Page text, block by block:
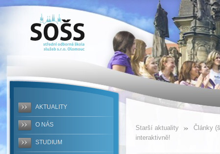
SOŠS -
Letecká
učíme se
interaktivně!
AKTUALITY
O NÁS
STUDIUM
Starší aktuality
Články
interaktivně!